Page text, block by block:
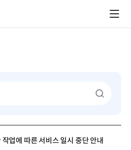
업에 따른 서비스 일시 중단 안내